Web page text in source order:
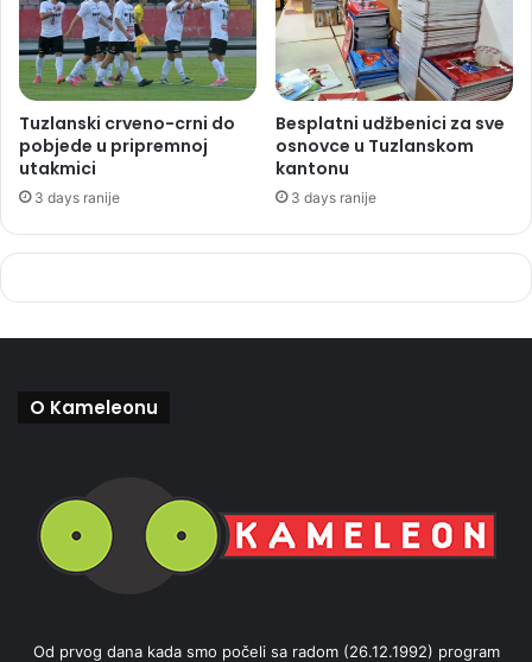
Tuzlanski crveno-crni do
pobjede u pripremnoj
utakmici
3 days ranije
Besplatni udžbenici za sve
osnovce u Tuzlanskom
kantonu
3 days ranije
O Kameleonu
Od prvog dana kada smo počeli sa radom (26.12.1992) program